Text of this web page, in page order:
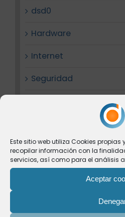
Este sitio web utiliza Cookies
recopilar información con la
servicios, así como para el análisis
Aceptar
dsd0
Hardware
Internet
Seguridad
Entradas recientes
DSD0 impulsa la
categoría media de